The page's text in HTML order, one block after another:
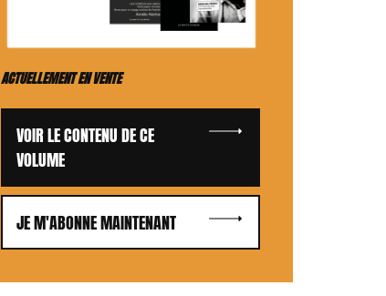
ACTUELLEMENT EN VENTE
VOIR LE CONTENU DE CE
VOLUME
JE M'ABONNE MAINTENANT